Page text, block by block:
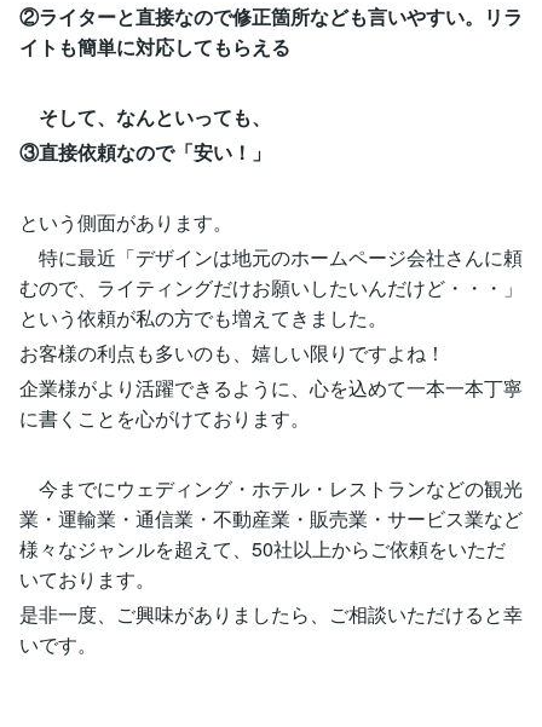
②ライターと直接なので修正箇所なども言いやすい。リラ
イトも簡単に対応してもらえる
そして、なんといっても、
③直接依頼なので「安い！」
という側面があります。
特に最近「デザインは地元のホームページ会社さんに頼
むので、ライティングだけお願いしたいんだけど・・・」
という依頼が私の方でも増えてきました。
お客様の利点も多いのも、嬉しい限りですよね！
企業様がより活躍できるように、心を込めて一本一本丁寧
に書くことを心がけております。
今までにウェディング・ホテル・レストランなどの観光
業・運輸業・通信業・不動産業・販売業・サービス業など
様々なジャンルを超えて、50社以上からご依頼をいただ
いております。
是非一度、ご興味がありましたら、ご相談いただけると幸
いです。